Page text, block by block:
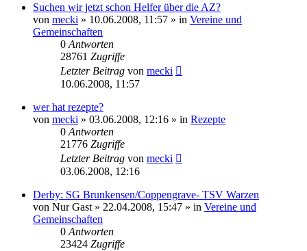
Suchen wir jetzt schon Helfer über die AZ?
von mecki » 10.06.2008, 11:57 » in Vereine und
Gemeinschaften
0 Antworten
28761 Zugriffe
Letzter Beitrag von mecki
10.06.2008, 11:57
wer hat rezepte?
von mecki » 03.06.2008, 12:16 » in Rezepte
0 Antworten
21776 Zugriffe
Letzter Beitrag von mecki
03.06.2008, 12:16
Derby: SG Brunkensen/Coppengrave- TSV Warzen
von Nur Gast » 22.04.2008, 15:47 » in Vereine und
Gemeinschaften
0 Antworten
23424 Zugriffe